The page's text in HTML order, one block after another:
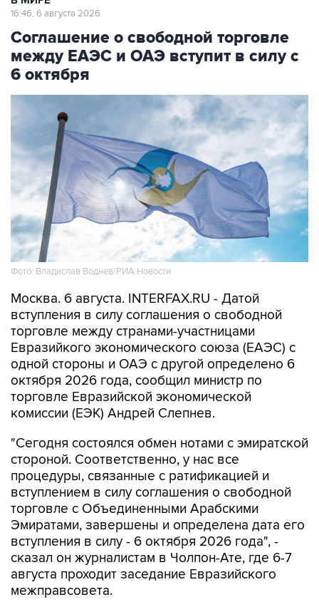
выходят на мировые рынки
ИНН 7725383515 Erid: F7NfYUJCUneVdTRF8PRs
Трамп заявил, что переговоры с Ираном
начнутся в понедельник
В МИРЕ
16:46, 6 августа 2026
Соглашение о свободной торговле
между ЕАЭС и ОАЭ вступит в силу с
6 октября
Фото: Владислав Воднев/РИА Новости
Москва. 6 августа. INTERFAX.RU - Датой
вступления в силу соглашения о свободной
торговле между странами-участницами
Евразийкого экономического союза (ЕАЭС) с
одной стороны и ОАЭ с другой определено 6
октября 2026 года, сообщил министр по
торговле Евразийской экономической
комиссии (ЕЭК) Андрей Слепнев.